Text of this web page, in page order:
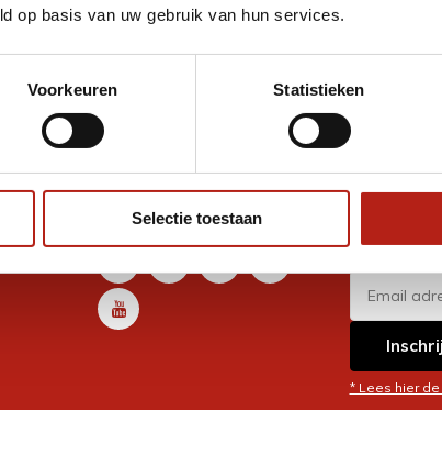
op basis van uw gebruik van hun services.
Voorkeuren Statistieken
Selectie toestaan
Eenvoudig ruilen of retour
Volg ons
* Lees hier